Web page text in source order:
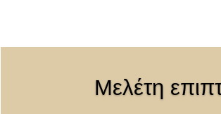
Μελέτη